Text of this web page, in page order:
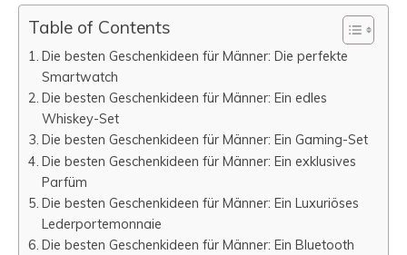
Table of Contents
Die besten Geschenkideen für Männer: Die perfekte
Smartwatch
Die besten Geschenkideen für Männer: Ein edles
Whiskey-Set
Die besten Geschenkideen für Männer: Ein Gaming-Set
Die besten Geschenkideen für Männer: Ein exklusives
Parfüm
Die besten Geschenkideen für Männer: Ein Luxuriöses
Lederportemonnaie
Die besten Geschenkideen für Männer: Ein Bluetooth